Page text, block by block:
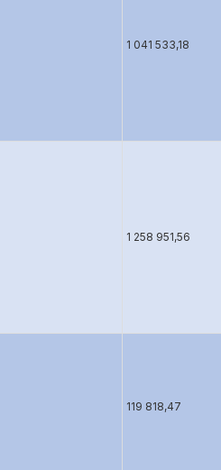
1 041 533,18
1 258 951,56
119 818,47